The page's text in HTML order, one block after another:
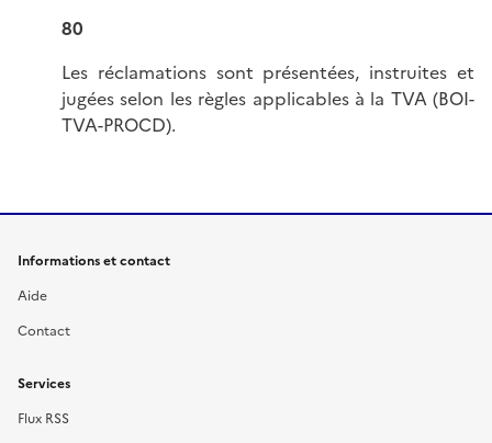
80
Les réclamations sont présentées, instruites et
jugées selon les règles applicables à la TVA (BOI-
TVA-PROCD).
Informations et contact
Aide
Contact
Services
Flux RSS